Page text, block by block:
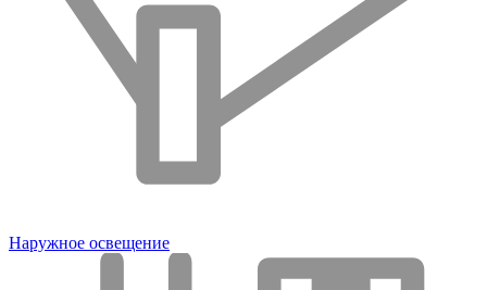
Наружное освещение